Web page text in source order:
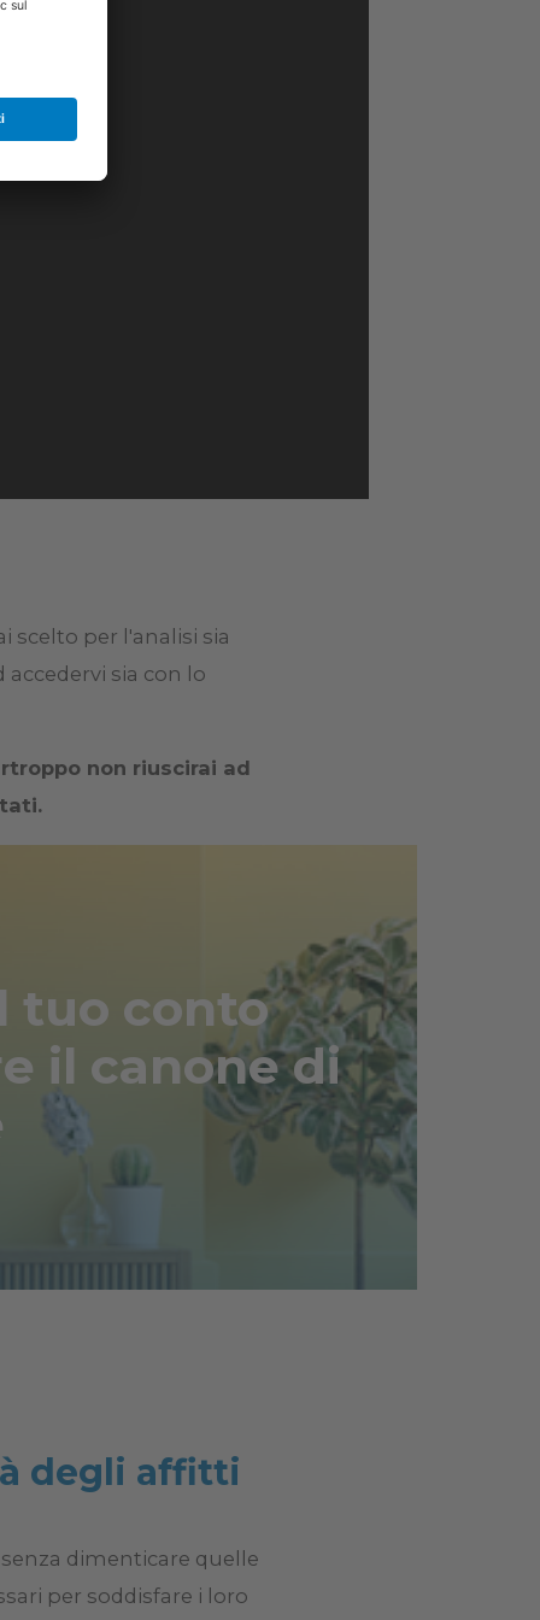
scelto per l'analisi sia
sia con lo
non riuscirai ad
tuo conto
il canone di
degli affitti
dimenticare quelle
per soddisfare i loro